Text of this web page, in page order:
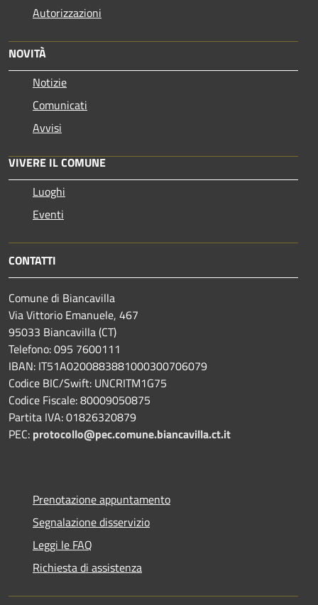
Autorizzazioni
NOVITÀ
Notizie
Comunicati
Avvisi
VIVERE IL COMUNE
Luoghi
Eventi
CONTATTI
Comune di Biancavilla
Via Vittorio Emanuele, 467
95033 Biancavilla (CT)
Telefono: 095 7600111
IBAN: IT51A0200883881000300706079
Codice BIC/Swift: UNCRITM1G75
Codice Fiscale: 80009050875
Partita IVA: 01826320879
PEC: protocollo@pec.comune.biancavilla.ct.it
Prenotazione appuntamento
Segnalazione disservizio
Leggi le FAQ
Richiesta di assistenza